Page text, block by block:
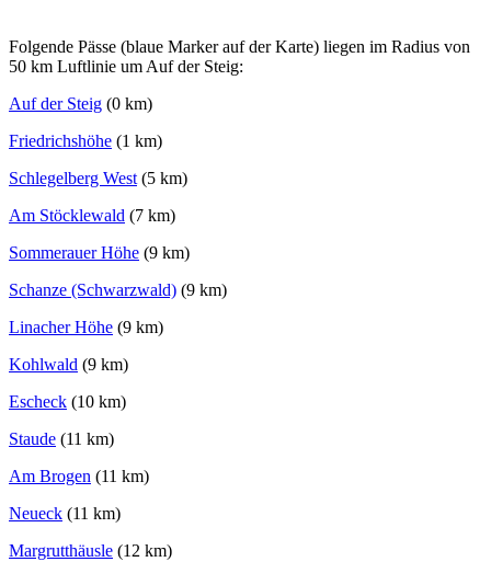
Folgende Pässe (blaue Marker auf der Karte) liegen im Radius von
50 km Luftlinie um Auf der Steig:
Auf der Steig (0 km)
Friedrichshöhe (1 km)
Schlegelberg West(5 km)
Am Stöcklewald (7 km)
Sommerauer Höhe (9 km)
Schanze (Schwarzwald) (9 km)
Linacher Höhe (9 km)
Kohlwald (9 km)
Escheck (10 km)
Staude (11 km)
Am Brogen (11 km)
Neueck (11 km)
Margrutthäusle (12 km)